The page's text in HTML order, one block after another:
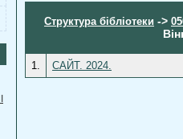
Структура бібліотеки ->
1. САЙТ. 2024.